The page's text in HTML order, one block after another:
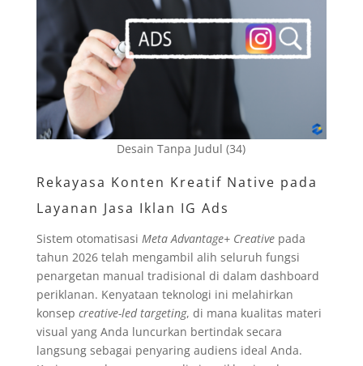
Desain Tanpa Judul (34)
Rekayasa Konten Kreatif Native pada
Layanan Jasa Iklan IG Ads
Sistem otomatisasi Meta Advantage+ Creativepada
tahun 2026 telah mengambil alih seluruh fungsi
penargetan manual tradisional di dalam dashboard
periklanan. Kenyataan teknologi ini melahirkan
konsep creative-led targeting, di mana kualitas materi
visual yang Anda luncurkan bertindak secara
langsung sebagai penyaring audiens ideal Anda.